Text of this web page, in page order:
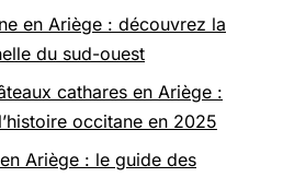
en Ariège : découvrez la
du sud-ouest
cathares en Ariège :
occitane en 2025
Ariège : le guide des